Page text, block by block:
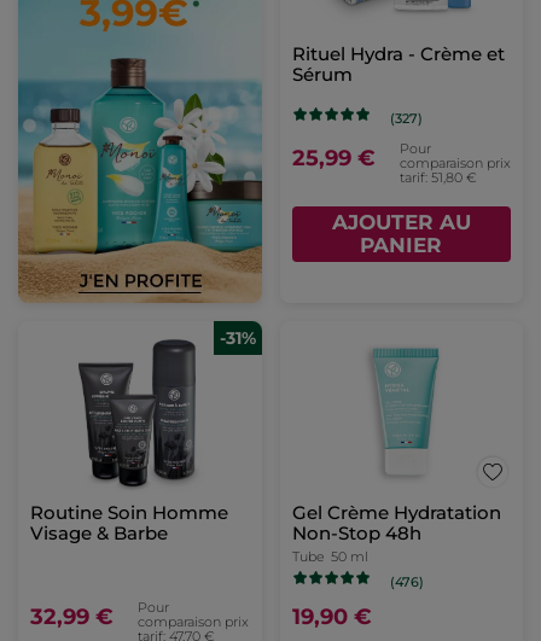
Rituel Hydra - Crème et
Sérum
(327)
25,99 €
Pour
comparaison prix
tarif: 51,80 €
AJOUTER AU
PANIER
-31%
Routine Soin Homme
Visage & Barbe
32,99 €
Pour
comparaison prix
tarif: 47,70 €
Gel Crème Hydratation
Non-Stop 48h
Tube 50 ml
(476)
19,90 €